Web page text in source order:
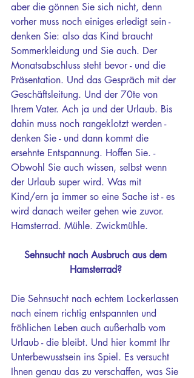
aber die gönnen Sie sich nicht, denn
vorher muss noch einiges erledigt sein -
denken Sie: also das Kind braucht
Sommerkleidung und Sie auch. Der
Monatsabschluss steht bevor - und die
Präsentation. Und das Gespräch mit der
Geschäftsleitung. Und der 70te von
Ihrem Vater. Ach ja und der Urlaub. Bis
dahin muss noch rangeklotzt werden -
denken Sie - und dann kommt die
ersehnte Entspannung. Hoffen Sie. -
Obwohl Sie auch wissen, selbst wenn
der Urlaub super wird. Was mit
Kind/ern ja immer so eine Sache ist - es
wird danach weiter gehen wie zuvor.
Hamsterrad. Mühle. Zwickmühle.
Sehnsucht nach Ausbruch aus dem
Hamsterrad?
Die Sehnsucht nach echtem Lockerlassen
nach einem richtig entspannten und
fröhlichen Leben auch außerhalb vom
Urlaub - die bleibt. Und hier kommt Ihr
Unterbewusstsein ins Spiel. Es versucht
Ihnen genau das zu verschaffen, was Sie